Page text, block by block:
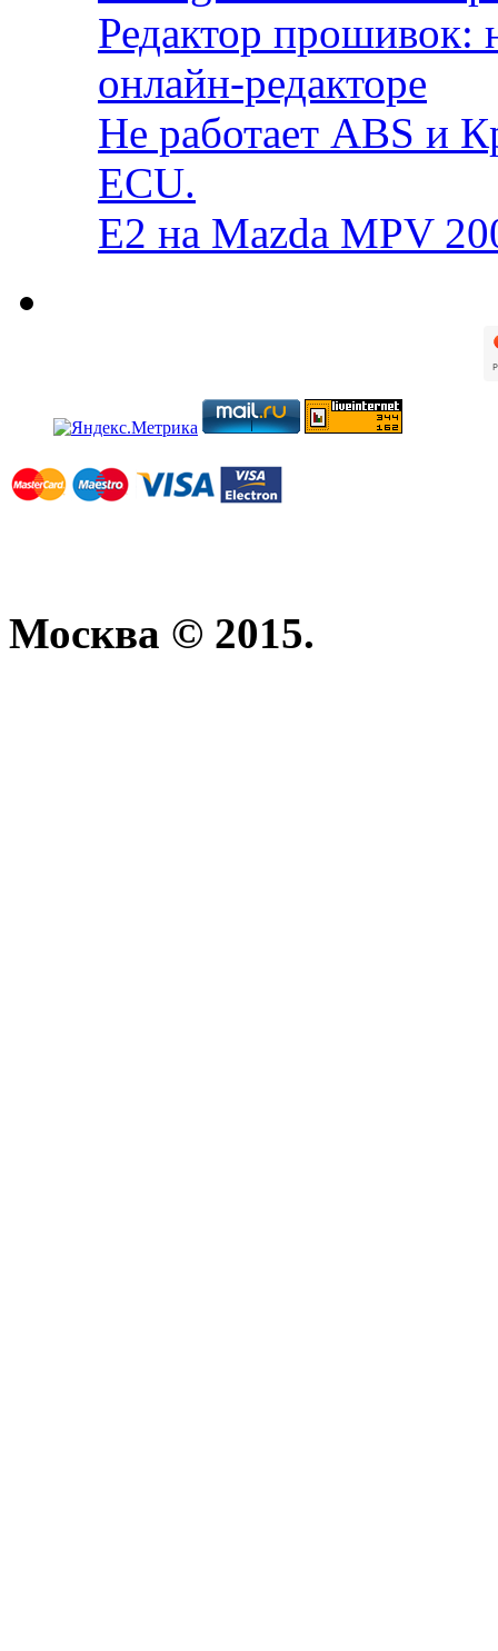
Редактор прошивок:
онлайн-редакторе
Не работает ABS и
ECU.
E2 на Mazda MPV
Москва © 2015.